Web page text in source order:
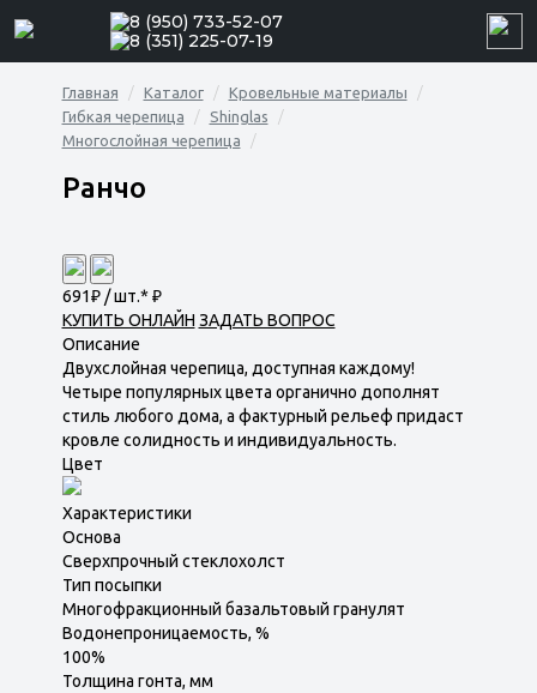
8 (950) 733-52-07
8 (351) 225-07-19
Главная Каталог
Кровельные материалы
Гибкая черепица
Shinglas
Многослойная черепица
Ранчо
691₽ / шт.* ₽
КУПИТЬ ОНЛАЙН ЗАДАТЬ ВОПРОС
Описание
Двухслойная черепица, доступная каждому!
Четыре популярных цвета органично дополнят
стиль любого дома, а фактурный рельеф придаст
кровле солидность и индивидуальность.
Цвет
Характеристики
Основа
Сверхпрочный стеклохолст
Тип посыпки
Многофракционный базальтовый гранулят
Водонепроницаемость, %
100%
Толщина гонта, мм